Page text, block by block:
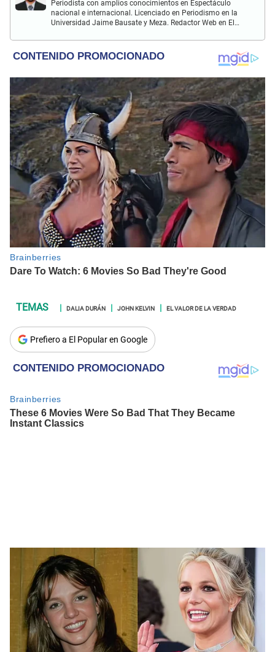
Periodista con amplios conocimientos en Espectáculo
nacional e internacional. Licenciado en Periodismo en la
Universidad Jaime Bausate y Meza. Redactor Web en El
películas, series, videojuegos y espectáculo.
DALIA DURÁN JOHN KELVIN EL VALOR DE LA VERDAD
Prefiero a El Popular en Google